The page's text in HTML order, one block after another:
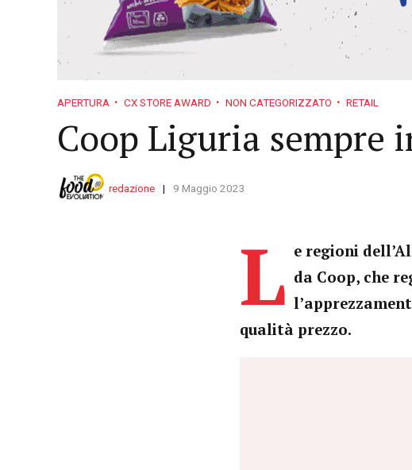
APERTURA CX STORE AWARD NON CATEGORIZZATO RETAIL
Coop Liguria sempre
redazione 9 Maggio 2023
L e regioni
da Coop, che
qualità prezzo.